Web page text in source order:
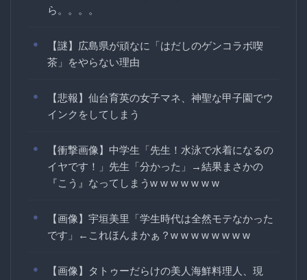
ら。。。。
【謎】広島県が頑なに「はだしのゲンコラボ喫
茶」をやらない理由
【悲報】仙台育英の女子マネ、神聖な甲子園でウ
インクをしてしまう
【衝撃画像】中学生「先生！水泳で水着になるの
イヤです！」先生「分かった」→結果まさかの
『こう』なってしまうw w w w w w w
【画像】宇垣美里「学生時代は全然モテなかった
です」←これほんまかぁ？w w w w w w w w
【画像】タトゥーだらけの美人海鮮料理人、現